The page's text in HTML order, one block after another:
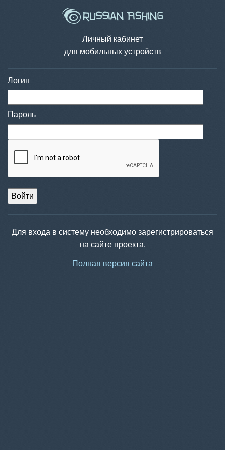
Личный кабинет
для мобильных устройств
Логин
Пароль
Войти
Для входа в систему необходимо зарегистрироваться
на сайте проекта.
Полная версия сайта